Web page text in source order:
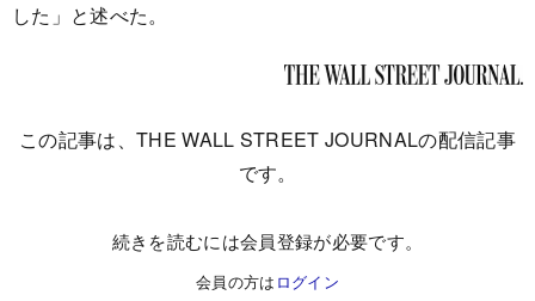
した」と述べた。
この記事は、THE WALL STREET JOURNALの配信記事
です。
続きを読むには会員登録が必要です。
会員の方は ログイン